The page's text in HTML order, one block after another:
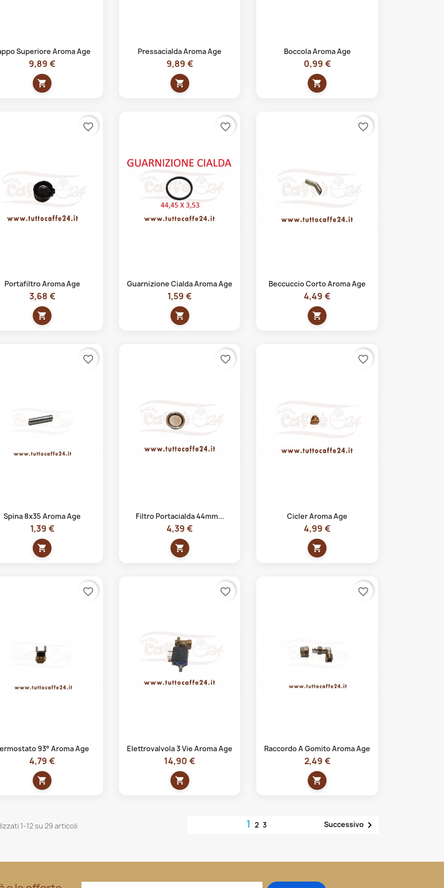
Anteprima
Superiore Aroma Age
9,89 €
shopping_cart
Anteprima
Pressacialda Aroma Age
9,89 €
shopping_cart
Anteprima
Boccola Aroma Age
0,99 €
shopping_cart
Anteprima
Portafiltro Aroma Age
3,68 €
shopping_cart
favorite_border
Anteprima
Guarnizione Cialda Aroma Age
1,59 €
shopping_cart
favorite_border
Anteprima
Beccuccio Corto Aroma Age
4,49 €
shopping_cart
favorite_border
Anteprima
Spina 8x35 Aroma Age
1,39 €
shopping_cart
favorite_border
Anteprima
Filtro Portacialda 44mm...
4,39 €
shopping_cart
favorite_border
Anteprima
Cicler Aroma Age
4,99 €
shopping_cart
favorite_border
Anteprima
93° Aroma Age
4,79 €
shopping_cart
favorite_border
Anteprima
Elettrovalvola 3 Vie Aroma Age
14,90 €
shopping_cart
favorite_border
Anteprima
Raccordo A Gomito Aroma Age
2,49 €
shopping_cart
favorite_border
1-12 su 29 articoli 123 Successivo